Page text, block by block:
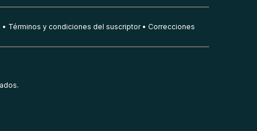
Términos y condiciones del suscriptor Correcciones